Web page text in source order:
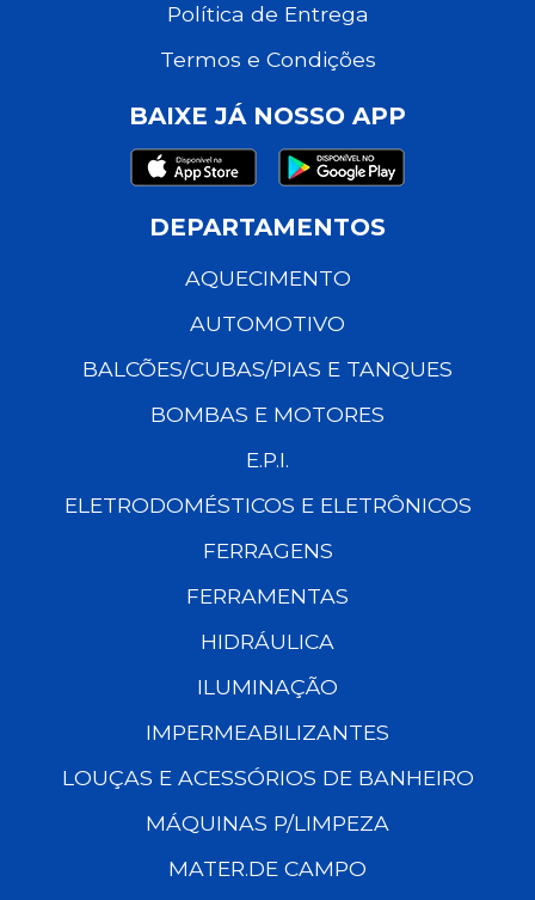
Política de Entrega
Termos e Condições
BAIXE JÁ NOSSO APP
DEPARTAMENTOS
AQUECIMENTO
AUTOMOTIVO
BALCÕES/CUBAS/PIAS E TANQUES
BOMBAS E MOTORES
E.P.I.
ELETRODOMÉSTICOS E ELETRÔNICOS
FERRAGENS
FERRAMENTAS
HIDRÁULICA
ILUMINAÇÃO
IMPERMEABILIZANTES
LOUÇAS E ACESSÓRIOS DE BANHEIRO
MÁQUINAS P/LIMPEZA
MATER.DE CAMPO